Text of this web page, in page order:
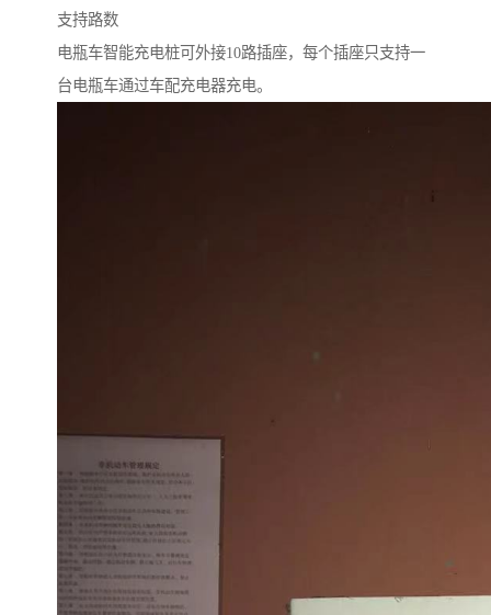
支持路数
电瓶车智能充电桩可外接10路插座，每个插座只支持一
台电瓶车通过车配充电器充电。